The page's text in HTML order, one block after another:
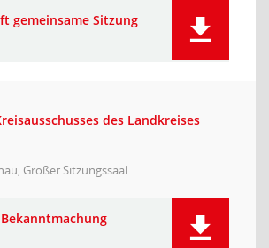
gemeinsame Sitzung
des Landkreises
Großer Sitzungssaal